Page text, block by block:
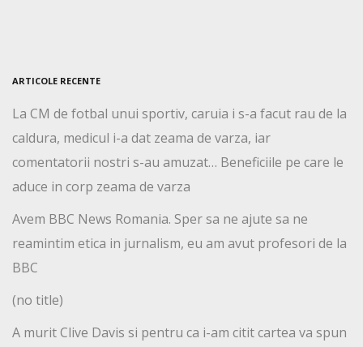
ARTICOLE RECENTE
La CM de fotbal unui sportiv, caruia i s-a facut rau de la
caldura, medicul i-a dat zeama de varza, iar
comentatorii nostri s-au amuzat… Beneficiile pe care le
aduce in corp zeama de varza
Avem BBC News Romania. Sper sa ne ajute sa ne
reamintim etica in jurnalism, eu am avut profesori de la
BBC
(no title)
A murit Clive Davis si pentru ca i-am citit cartea va spun